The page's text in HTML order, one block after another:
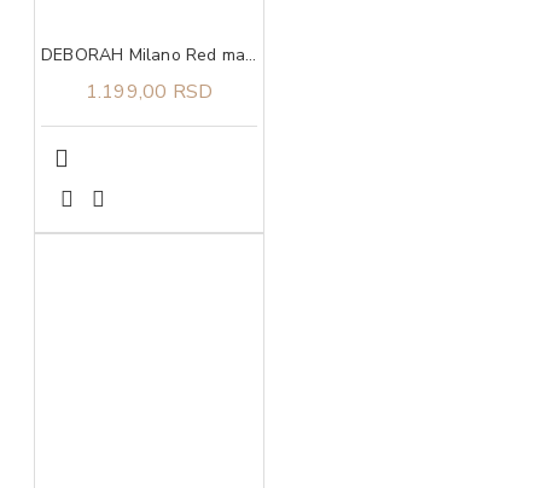
DEBORAH Milano Red mat ruž 02
1.199,00 RSD